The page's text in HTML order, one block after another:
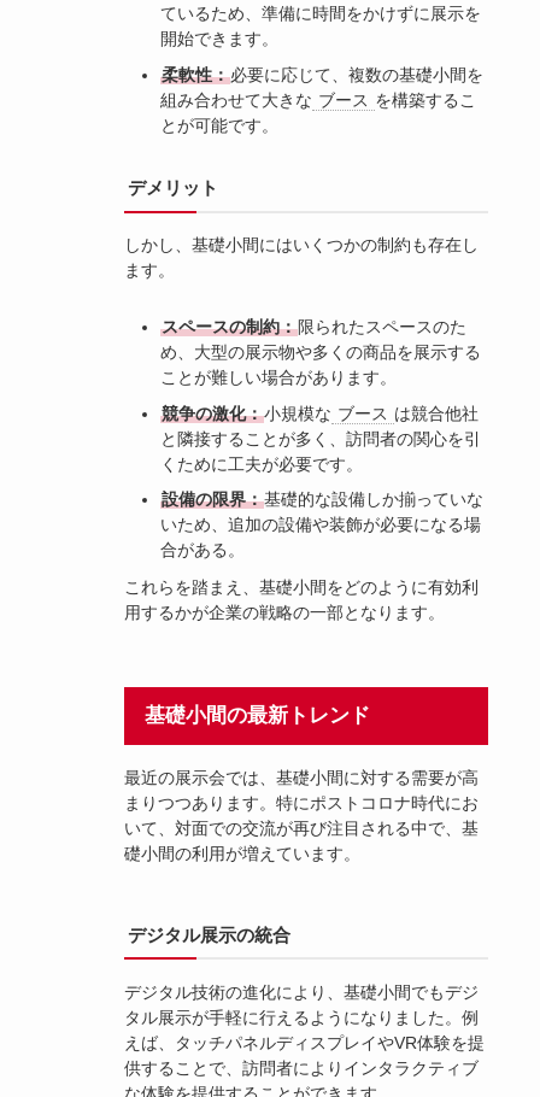
ているため、準備に時間をかけずに展示を
開始できます。
柔軟性：必要に応じて、複数の基礎小間を
組み合わせて大きな ブース を構築するこ
とが可能です。
デメリット
しかし、基礎小間にはいくつかの制約も存在し
ます。
スペースの制約：限られたスペースのた
め、大型の展示物や多くの商品を展示する
ことが難しい場合があります。
競争の激化：小規模な ブース は競合他社
と隣接することが多く、訪問者の関心を引
くために工夫が必要です。
設備の限界：基礎的な設備しか揃っていな
いため、追加の設備や装飾が必要になる場
合がある。
これらを踏まえ、基礎小間をどのように有効利
用するかが企業の戦略の一部となります。
基礎小間の最新トレンド
最近の展示会では、基礎小間に対する需要が高
まりつつあります。特にポストコロナ時代にお
いて、対面での交流が再び注目される中で、基
礎小間の利用が増えています。
デジタル展示の統合
デジタル技術の進化により、基礎小間でもデジ
タル展示が手軽に行えるようになりました。例
えば、タッチパネルディスプレイやVR体験を提
供することで、訪問者によりインタラクティブ